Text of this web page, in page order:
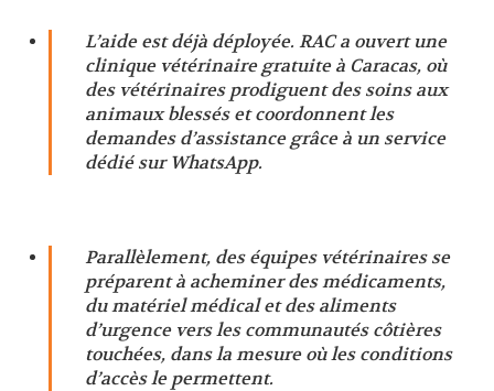
L’aide est déjà déployée. RAC a ouvert une
clinique vétérinaire gratuite à Caracas, où
des vétérinaires prodiguent des soins aux
animaux blessés et coordonnent les
demandes d’assistance grâce à un service
dédié sur WhatsApp.
Parallèlement, des équipes vétérinaires se
préparent à acheminer des médicaments,
du matériel médical et des aliments
d’urgence vers les communautés côtières
touchées, dans la mesure où les conditions
d’accès le permettent.